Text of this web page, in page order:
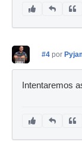
#4 por
Intentaremos